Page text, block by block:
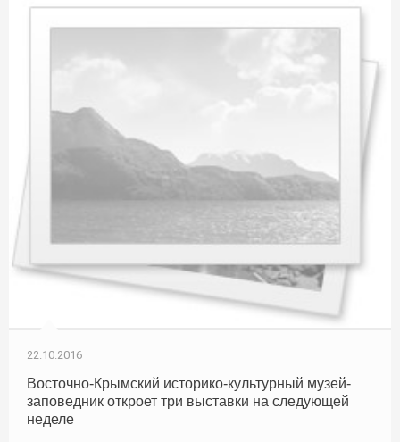
22.10.2016
Восточно-Крымский историко-культурный музей-
заповедник откроет три выставки на следующей
неделе